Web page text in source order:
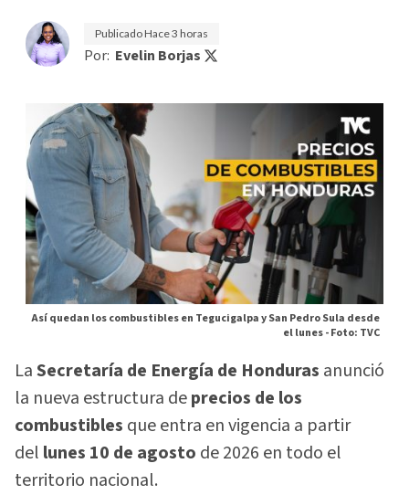
PublicadoHace 3 horas
Por: Evelin Borjas
Así quedan los combustibles en Tegucigalpa y San Pedro Sula desde
el lunes -Foto: TVC
LaSecretaría de Energía de Honduras anunció
la nueva estructura deprecios de los
combustibles que entra en vigencia a partir
del lunes 10 de agosto de 2026 en todo el
territorio nacional.